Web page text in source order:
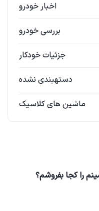
اخبار خودرو
بررسی خودرو
جزئیات خودکار
دستهبندی نشده
ماشین های کلاسیک
را کجا بفروشم؟